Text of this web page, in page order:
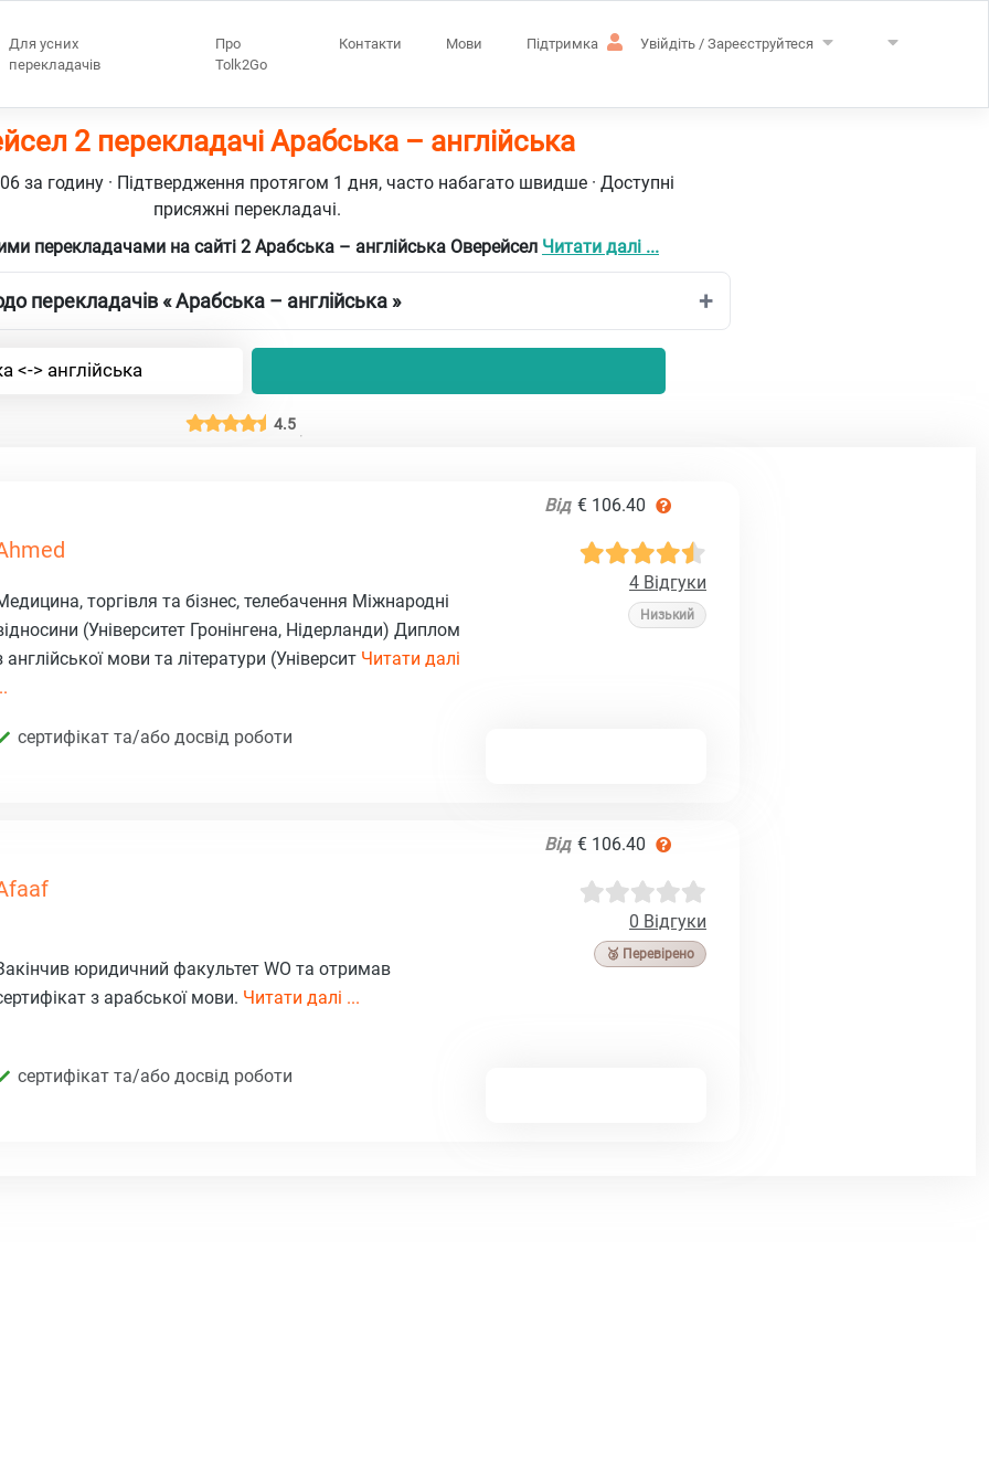
Для усних
перекладачів
Про
Tolk2Go
Контакти Мови Підтримка Увійдіть / Зареєструйтеся
2 перекладачі Арабська – англійська
за годину · Підтвердження протягом 1 дня, часто набагато швидше · Доступні
присяжні перекладачі.
перекладачами на сайті 2 Арабська – англійська Оверейсел Читати далі ...
перекладачів « Арабська – англійська »
<-> англійська
4.5
Від € 106.40
4 Відгуки
Низький
торгівля та бізнес, телебачення Міжнародні
(Університет Гронінгена, Нідерланди) Диплом
англійської мови та літератури (Університ Читати далі
сертифікат та/або досвід роботи
Від € 106.40
0 Відгуки
🥉 Перевірено
юридичний факультет WO та отримав
з арабської мови. Читати далі ...
сертифікат та/або досвід роботи